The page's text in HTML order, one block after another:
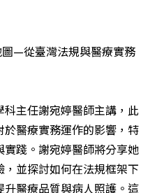
—從臺灣法規與醫療實務
主任謝宛婷醫師主講，此
醫療實務運作的影響，特
踐。謝宛婷醫師將分享她
並探討如何在法規框架下
醫療品質與病人照護。這